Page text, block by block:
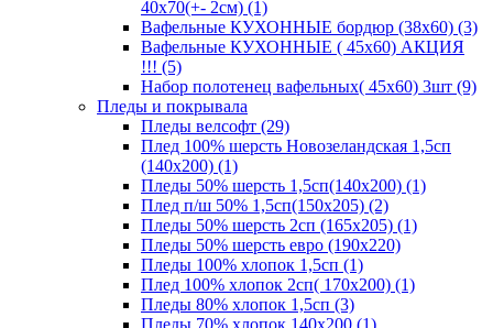
40х70(+- 2см) (1)
Вафельные КУХОННЫЕ бордюр (38х60) (3)
Вафельные КУХОННЫЕ ( 45х60) АКЦИЯ
!!! (5)
Набор полотенец вафельных( 45х60) 3шт (9)
Пледы и покрывала
Пледы велсофт (29)
Плед 100% шерсть Новозеландская 1,5сп
(140х200) (1)
Пледы 50% шерсть 1,5сп(140х200) (1)
Плед п/ш 50% 1,5сп(150х205) (2)
Пледы 50% шерсть 2сп (165х205) (1)
Пледы 50% шерсть евро (190х220)
Пледы 100% хлопок 1,5сп (1)
Плед 100% хлопок 2сп( 170х200) (1)
Пледы 80% хлопок 1,5сп (3)
Пледы 70% хлопок 140х200 (1)